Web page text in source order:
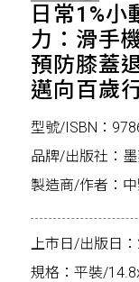
日常1%
力：滑手
預防膝蓋
邁向百歲
型號/ISBN：
品牌/出版社：墨
製造商/作者：
上市日/出版日
規格：平裝/